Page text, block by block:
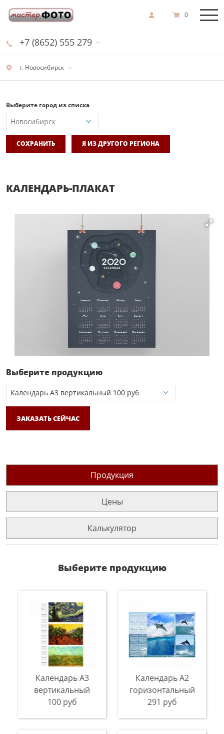
г. Новосибирск
+7 (8652) 555 279
0
Выберите город из списка
СОХРАНИТЬ Я ИЗ ДРУГОГО РЕГИОНА
КАЛЕНДАРЬ-ПЛАКАТ
Выберите продукцию
ЗАКАЗАТЬ СЕЙЧАС
Продукция
Цены
Калькулятор
Выберите продукцию
Календарь А3
вертикальный
100 руб
Календарь A2
горизонтальный
291 руб